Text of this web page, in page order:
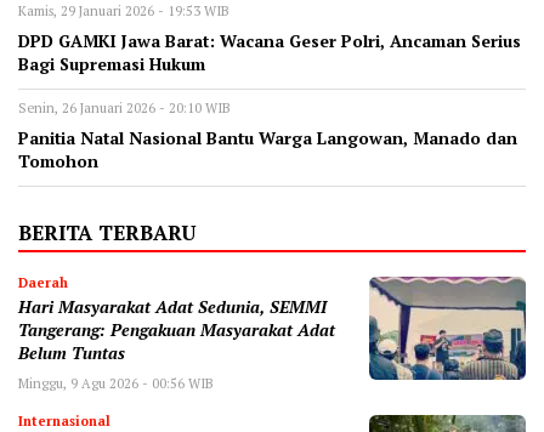
Kamis, 29 Januari 2026 - 19:53 WIB
DPD GAMKI Jawa Barat: Wacana Geser Polri, Ancaman Serius
Bagi Supremasi Hukum
Senin, 26 Januari 2026 - 20:10 WIB
Panitia Natal Nasional Bantu Warga Langowan, Manado dan
Tomohon
BERITA TERBARU
Daerah
Hari Masyarakat Adat Sedunia, SEMMI
Tangerang: Pengakuan Masyarakat Adat
Belum Tuntas
Minggu, 9 Agu 2026 - 00:56 WIB
Internasional